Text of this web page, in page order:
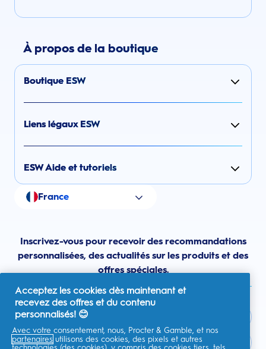
À propos de la boutique
Boutique ESW
Liens légaux ESW
ESW Aide et tutoriels
France
Inscrivez-vous pour recevoir des recommandations
personnalisées, des actualités sur les produits et des
offres spéciales.
France
Acceptez les cookies dès maintenant et
recevez des offres et du contenu
personnalisés! 😊
Avec votre consentement, nous, Procter & Gamble, et nos
partenaires utilisons des cookies, des pixels et autres